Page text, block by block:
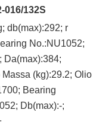
016/132S
db(max):292; r
No.:NU1052;
Da(max):384;
(kg):29.2; Olio
Bearing
Db(max):-;